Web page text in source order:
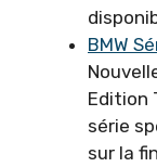
BMW
Edition
série
sur la